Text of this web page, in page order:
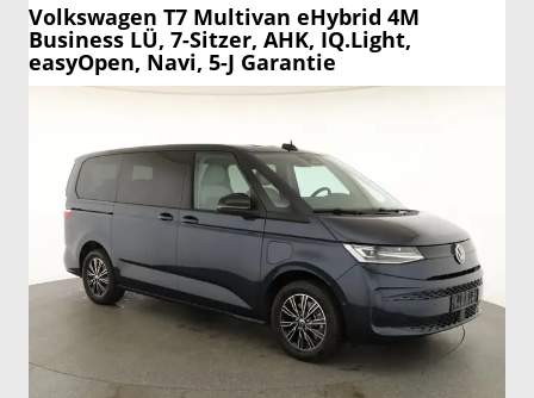
Volkswagen T7 Multivan eHybrid 4M
Business LÜ, 7-Sitzer, AHK, IQ.Light,
easyOpen, Navi, 5-J Garantie